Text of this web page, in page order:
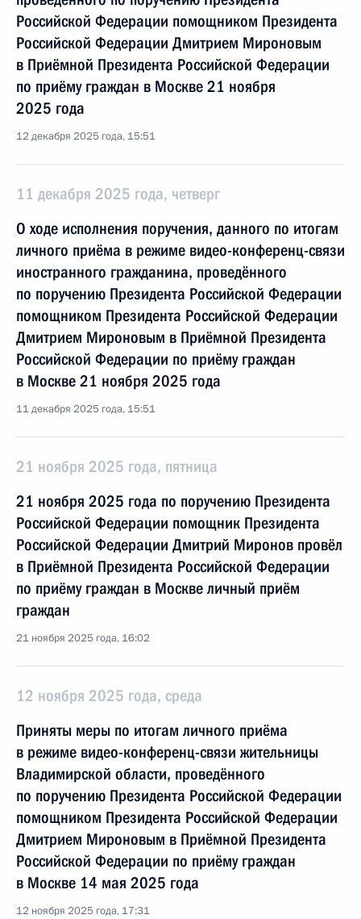
Российской Федерации помощником Президента
Российской Федерации Дмитрием Мироновым
в Приёмной Президента Российской Федерации
по приёму граждан в Москве 21 ноября
2025 года
12 декабря 2025 года, 15:51
11 декабря 2025 года, четверг
О ходе исполнения поручения, данного по итогам
личного приёма в режиме видео-конференц-связи
иностранного гражданина, проведённого
по поручению Президента Российской Федерации
помощником Президента Российской Федерации
Дмитрием Мироновым в Приёмной Президента
Российской Федерации по приёму граждан
в Москве 21 ноября 2025 года
11 декабря 2025 года, 15:51
21 ноября 2025 года, пятница
21 ноября 2025 года по поручению Президента
Российской Федерации помощник Президента
Российской Федерации Дмитрий Миронов провёл
в Приёмной Президента Российской Федерации
по приёму граждан в Москве личный приём
граждан
21 ноября 2025 года, 16:02
12 ноября 2025 года, среда
Приняты меры по итогам личного приёма
в режиме видео-конференц-связи жительницы
Владимирской области, проведённого
по поручению Президента Российской Федерации
помощником Президента Российской Федерации
Дмитрием Мироновым в Приёмной Президента
Российской Федерации по приёму граждан
в Москве 14 мая 2025 года
12 ноября 2025 года, 17:31